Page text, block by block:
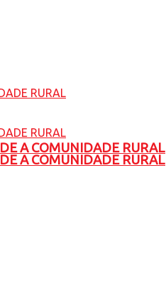
A COMUNIDADE RURAL
A COMUNIDADE RURAL